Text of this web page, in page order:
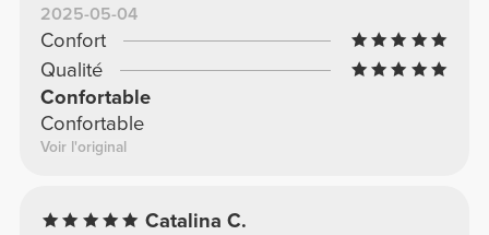
2025-05-04
Confort
Qualité
Confortable
Confortable
Voir l'original
Catalina C.